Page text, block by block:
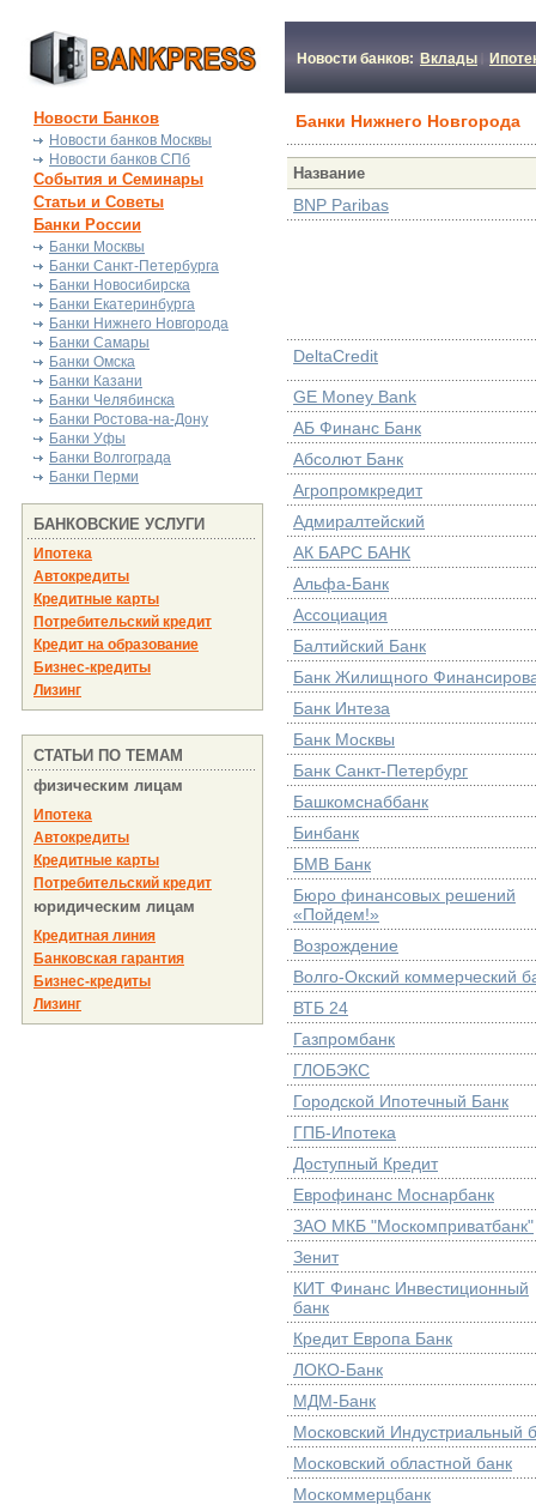
Новости банков: Вклады
Новости Банков
Новости банков Москвы
Новости банков СПб
События и Семинары
Статьи и Советы
Банки России
Банки Москвы
Банки Санкт-Петербурга
Банки Новосибирска
Банки Екатеринбурга
Банки Нижнего Новгорода
Банки Самары
Банки Омска
Банки Казани
Банки Челябинска
Банки Ростова-на-Дону
Банки Уфы
Банки Волгограда
Банки Перми
БАНКОВСКИЕ УСЛУГИ
Ипотека
Автокредиты
Кредитные карты
Потребительский кредит
Кредит на образование
Бизнес-кредиты
Лизинг
СТАТЬИ ПО ТЕМАМ
физическим лицам
Ипотека
Автокредиты
Кредитные карты
Потребительский кредит
юридическим лицам
Кредитная линия
Банковская гарантия
Бизнес-кредиты
Лизинг
Банки Нижнего Новгорода
Название
BNP Paribas
DeltaCredit
GE Money Bank
АБ Финанс Банк
Абсолют Банк
Агропромкредит
Адмиралтейский
АК БАРС БАНК
Альфа-Банк
Ассоциация
Балтийский Банк
Банк Жилищного
Банк Интеза
Банк Москвы
Банк Санкт-Петербург
Башкомснаббанк
Бинбанк
БМВ Банк
Бюро финансовых решений
«Пойдем!»
Возрождение
Волго-Окский коммерческий
ВТБ 24
Газпромбанк
ГЛОБЭКС
Городской Ипотечный Банк
ГПБ-Ипотека
Доступный Кредит
Еврофинанс Моснарбанк
ЗАО МКБ "Москомприватбанк"
Зенит
КИТ Финанс Инвестиционный
банк
Кредит Европа Банк
ЛОКО-Банк
МДМ-Банк
Московский Индустриальный
Московский областной банк
Москоммерцбанк